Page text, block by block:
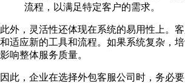
流程，以满足特定客户的需求。
此外，灵活性还体现在系统的易用性上。
和适应新的工具和流程。如果系统复杂，
影响整体服务质量。
因此，企业在选择外包客服公司时，务必